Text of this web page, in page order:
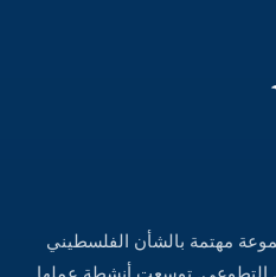
مهتمة بالشأن الفلسطيني